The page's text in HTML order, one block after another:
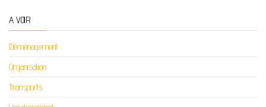
A VOIR
Déménagement
Organisation
Transports